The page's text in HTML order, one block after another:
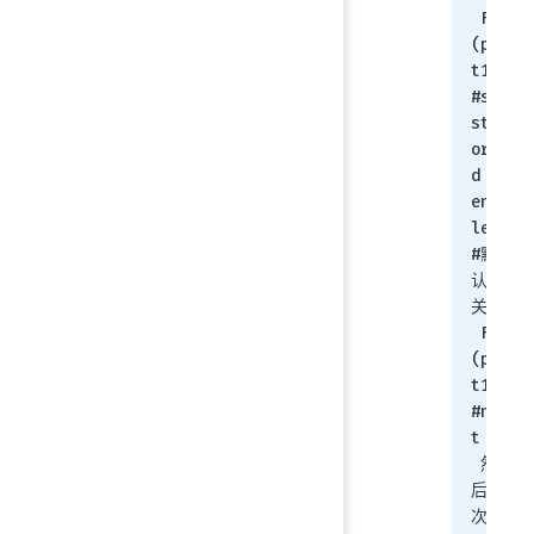
(por
t1)
#set
stpf
orwa
d
enab
le
#默
认为
关闭
(por
t1)
#nex
t
然
后依
次进